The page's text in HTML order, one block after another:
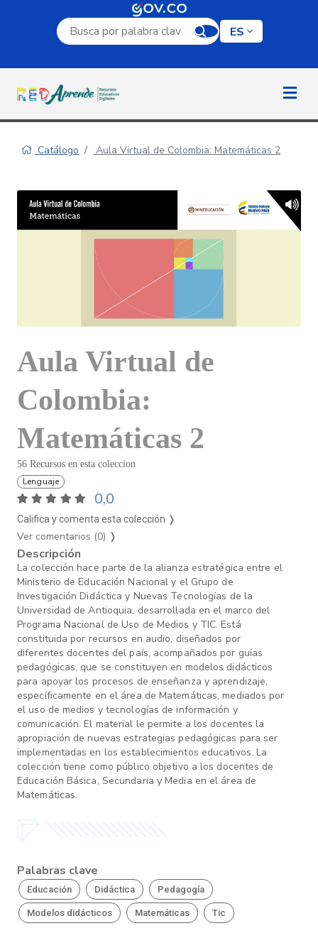
Campo de búsqueda por palabra clave
ES
Catálogo Aula Virtual de Colombia: Matemáticas 2
Aula Virtual de
Colombia:
Matemáticas 2
56 Recursos en esta coleccion
Lenguaje
0,0
Califica y comenta esta colección ❭
Ver comentarios (0) ❭
Descripción
La colección hace parte de la alianza estratégica entre el
Ministerio de Educación Nacional y el Grupo de
Investigación Didáctica y Nuevas Tecnologías de la
Universidad de Antioquia, desarrollada en el marco del
Programa Nacional de Uso de Medios y TIC. Está
constituida por recursos en audio, diseñados por
diferentes docentes del país, acompañados por guías
pedagógicas, que se constituyen en modelos didácticos
para apoyar los procesos de enseñanza y aprendizaje,
específicamente en el área de Matemáticas, mediados por
el uso de medios y tecnologías de información y
comunicación. El material le permite a los docentes la
apropiación de nuevas estrategias pedagógicas para ser
implementadas en los establecimientos educativos. La
colección tiene como público objetivo a los docentes de
Educación Básica, Secundaria y Media en el área de
Matemáticas.
Palabras clave
Educación Didáctica Pedagogía
Modelos didácticos Matemáticas Tic